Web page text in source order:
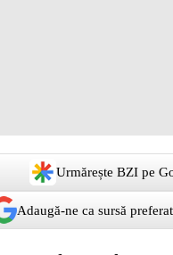
Urmărește BZI pe
Adaugă-ne ca sursă